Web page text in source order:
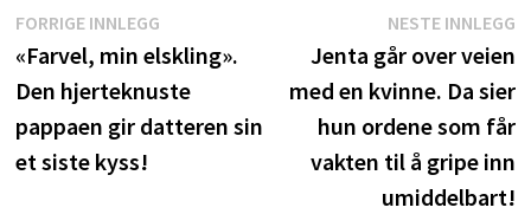
Innleggsnavigasjon
FORRIGE INNLEGGForrige
innlegg:
«Farvel, min elskling».
Den hjerteknuste
pappaen gir datteren sin
et siste kyss!
NESTE INNLEGG
Jenta går over veien
med en kvinne. Da sier
hun ordene som får
vakten til å gripe inn
umiddelbart!